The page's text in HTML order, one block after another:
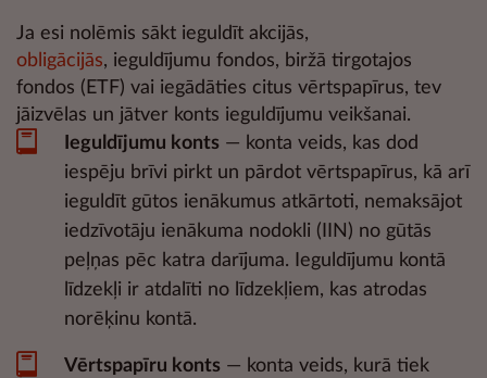
Ja esi nolēmis sākt ieguldīt akcijās,
obligācijās, ieguldījumu fondos, biržā tirgotajos
fondos (ETF) vai iegādāties citus vērtspapīrus, tev
jāizvēlas un jātver konts ieguldījumu veikšanai.
Ieguldījumu konts — konta veids, kas dod
iespēju brīvi pirkt un pārdot vērtspapīrus, kā arī
ieguldīt gūtos ienākumus atkārtoti, nemaksājot
iedzīvotāju ienākuma nodokli (IIN) no gūtās
peļņas pēc katra darījuma. Ieguldījumu kontā
līdzekļi ir atdalīti no līdzekļiem, kas atrodas
norēķinu kontā.
Vērtspapīru konts — konta veids, kurā tiek